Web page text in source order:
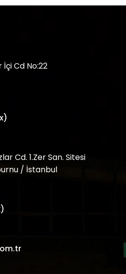
Cd No:22
Cd. 1.Zer San. Sitesi
/ İstanbul